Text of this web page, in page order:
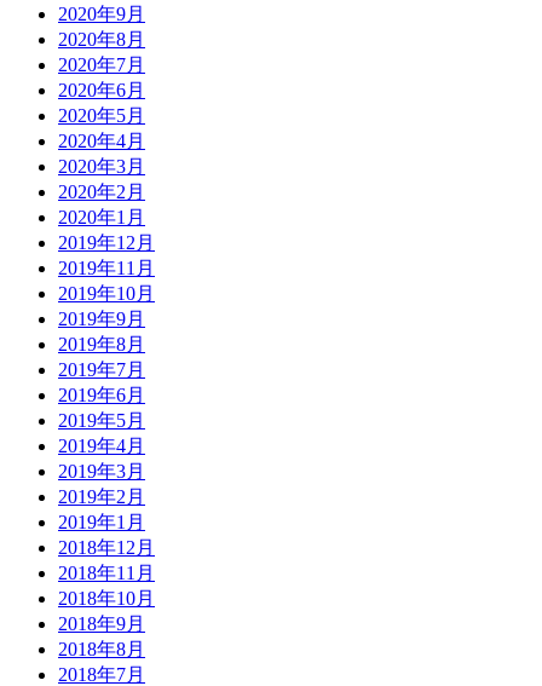
2020年9月
2020年8月
2020年7月
2020年6月
2020年5月
2020年4月
2020年3月
2020年2月
2020年1月
2019年12月
2019年11月
2019年10月
2019年9月
2019年8月
2019年7月
2019年6月
2019年5月
2019年4月
2019年3月
2019年2月
2019年1月
2018年12月
2018年11月
2018年10月
2018年9月
2018年8月
2018年7月